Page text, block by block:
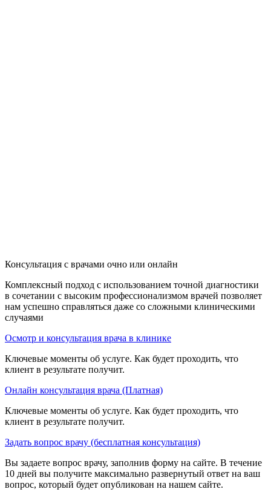
Консультация с врачами очно или онлайн
Комплексный подход с использованием точной диагностики
в сочетании с высоким профессионализмом врачей позволяет
нам успешно справляться даже со сложными клиническими
случаями
Осмотр и консультация врача в клинике
Ключевые моменты об услуге. Как будет проходить, что
клиент в результате получит.
Онлайн консультация врача (Платная)
Ключевые моменты об услуге. Как будет проходить, что
клиент в результате получит.
Задать вопрос врачу (бесплатная консультация)
Вы задаете вопрос врачу, заполнив форму на сайте. В течение
10 дней вы получите максимально развернутый ответ на ваш
вопрос, который будет опубликован на нашем сайте.